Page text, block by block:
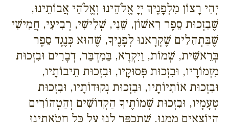
יְהִי רָצוֹן מִלְפָנֶיךָ יְיָ אֱלֹהֵינוּ וְאֱלֹהֵי אֲבוֹתֵינוּ,
שֶׁבִזְכוּת סֵפֶר רִאשׁוֹן, שֵׁנִי, שְׁלִישִׁי, רְבִיעִי, חֲמִישִׁי
שֶׁבַּתְהִלִים שֶׁקָרָאנוּ לְפָנֶיךָ, שֶׁהוּא כְּנֶגֶד סֵפֶר
בְּרֵאשִׁית, שְׁמוֹת, וַיִקְרָא, בַּמִדְבַּר, דְבָרִים וּבִזְכוּת
מִזְמוֹרָיו, וּבִזְכוּת פְּסוּקָיו, וּבִזְכוּת תֵיבוֹתָיו,
וּבִזְכוּת אוֹתִיוֹתָיו, וּבִזְכוּת נְקוּדוֹתָיו, וּבִזְכוּת
טְעָמָיו, וּבִזְכוּת שְׁמוֹתֶיךָ הַקְדוֹשִׁים וְהַטְהוֹרִים